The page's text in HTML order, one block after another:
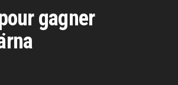
gagner